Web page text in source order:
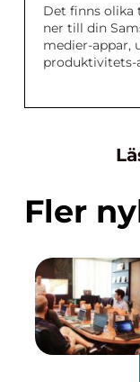
Det finns olika
ner till din
medier-appar,
produktivitets-
Fler